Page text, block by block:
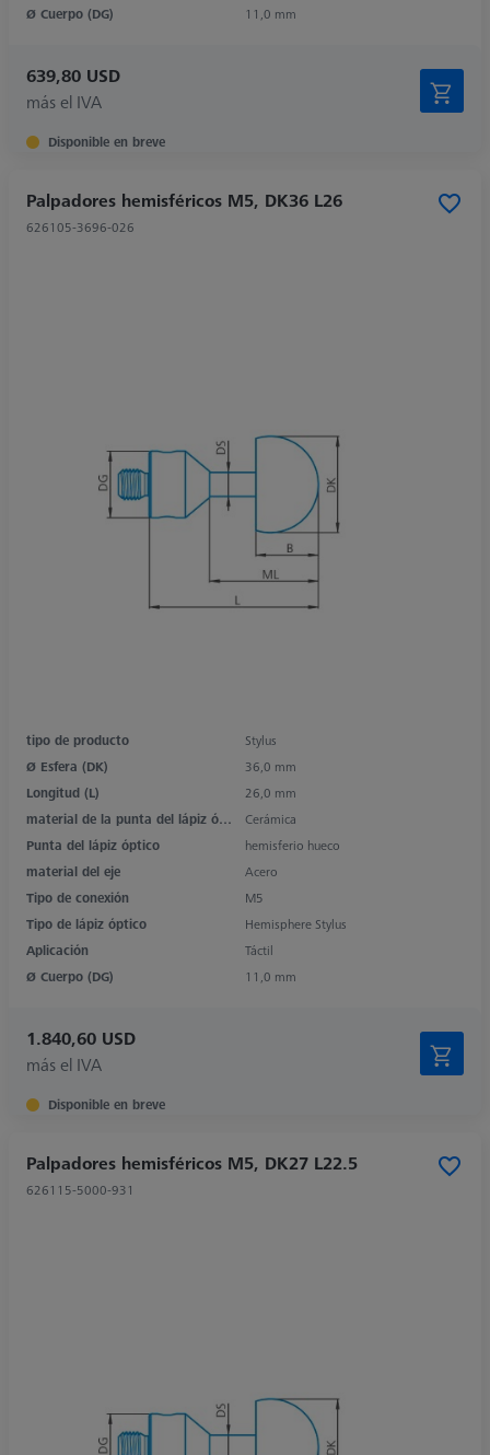
Ø Cuerpo (DG)
11,0 mm
639,80 USD
más el IVA
Disponible en breve
Palpadores hemisféricos M5, DK36 L26
626105-3696-026
tipo de producto
Stylus
Ø Esfera (DK)
36,0 mm
Longitud (L)
26,0 mm
material de la punta del lápiz óptico
Cerámica
Punta del lápiz óptico
hemisferio hueco
material del eje
Acero
Tipo de conexión
M5
Tipo de lápiz óptico
Hemisphere Stylus
Aplicación
Táctil
Ø Cuerpo (DG)
11,0 mm
1.840,60 USD
más el IVA
Disponible en breve
Palpadores hemisféricos M5, DK27 L22.5
626115-5000-931